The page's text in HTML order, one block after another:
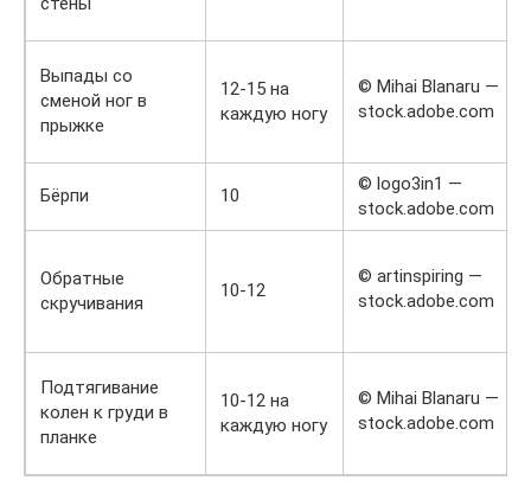
Выпады со
сменой ног в
прыжке
12-15 на
каждую ногу
© Mihai Blanaru —
stock.adobe.com
Бёрпи 10
© logo3in1 —
stock.adobe.com
Обратные
скручивания
10-12
© artinspiring —
stock.adobe.com
Подтягивание
колен к груди в
планке
10-12 на
каждую ногу
© Mihai Blanaru —
stock.adobe.com